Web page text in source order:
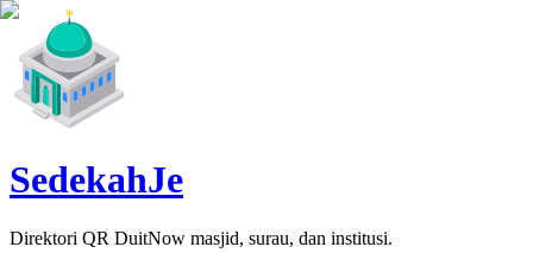
SedekahJe
Direktori QR DuitNow masjid, surau, dan institusi.